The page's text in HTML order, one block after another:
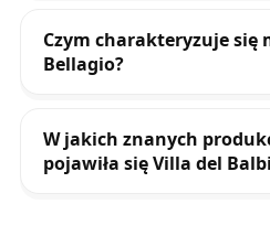
Czym charakteryzuje się
Bellagio?
W jakich znanych
pojawiła się Villa del